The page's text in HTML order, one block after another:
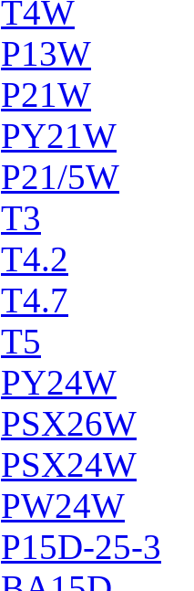
T4W
P13W
P21W
PY21W
P21/5W
T3
T4.2
T4.7
T5
PY24W
PSX26W
PSX24W
PW24W
P15D-25-3